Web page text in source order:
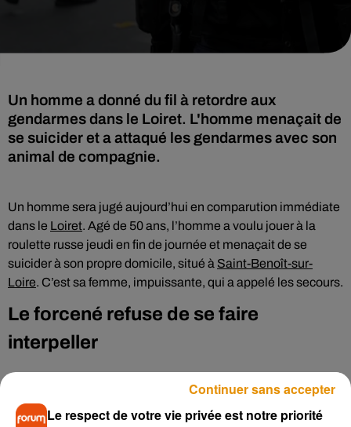
Un homme a donné du fil à retordre aux
gendarmes dans le Loiret. L'homme menaçait de
se suicider et a attaqué les gendarmes avec son
animal de compagnie.
Un homme sera jugé aujourd’hui en comparution immédiate
dans le Loiret. Agé de 50 ans, l’homme a voulu jouer à la
roulette russe jeudi en fin de journée et menaçait de se
suicider à son propre domicile, situé à Saint-Benoît-sur-
Loire. C’est sa femme, impuissante, qui a appelé les secours.
Le forcené refuse de se faire
interpeller
Les gendarmes une fois sur place sont accueillis par le
forcené qui menace de leur tirer dessus avec son revolver.
L’homme envoie ensuite son chien pour attaquer les
Le respect de votre vie privée est notre priorité
Continuer sans accepter